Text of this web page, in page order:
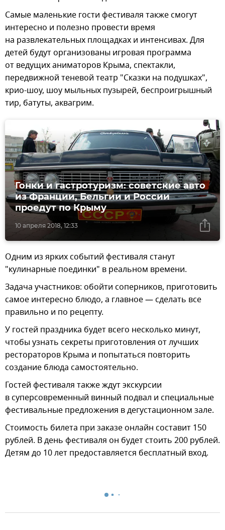
Самые маленькие гости фестиваля также смогут
интересно и полезно провести время
на развлекательных площадках и интенсивах. Для
детей будут организованы игровая программа
от ведущих аниматоров Крыма, спектакли,
передвижной теневой театр "Сказки на подушках",
крио-шоу, шоу мыльных пузырей, беспроигрышный
тир, батуты, аквагрим.
10 апреля 2018, 12:33
Гонки и гастротуризм: советские авто
из Франции, Бельгии и России
проедут по Крыму
Одним из ярких событий фестиваля станут
"кулинарные поединки" в реальном времени.
Задача участников: обойти соперников, приготовить
самое интересно блюдо, а главное — сделать все
правильно и по рецепту.
У гостей праздника будет всего несколько минут,
чтобы узнать секреты приготовления от лучших
рестораторов Крыма и попытаться повторить
создание блюда самостоятельно.
Гостей фестиваля также ждут экскурсии
в суперсовременный винный подвал и специальные
фестивальные предложения в дегустационном зале.
Стоимость билета при заказе онлайн составит 150
рублей. В день фестиваля он будет стоить 200 рублей.
Детям до 10 лет предоставляется бесплатный вход.